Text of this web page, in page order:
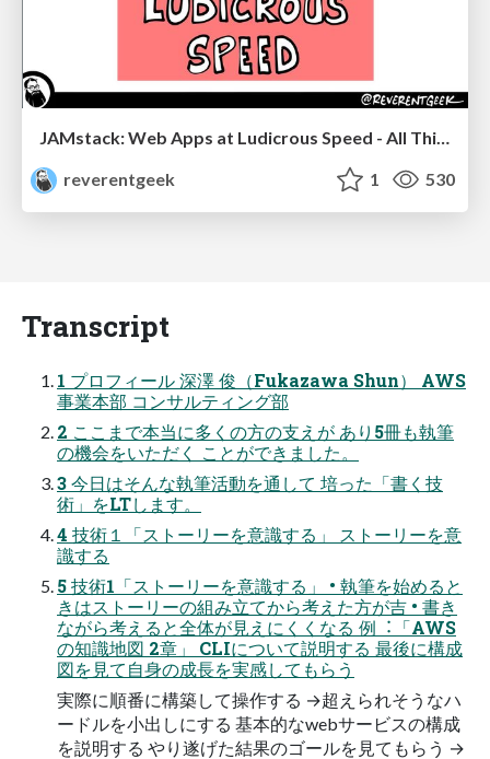
JAMstack: Web Apps at Ludicrous Speed - All Things Open 2022
reverentgeek
1 530
Transcript
1 プロフィール 深澤 俊（Fukazawa Shun） AWS
事業本部 コンサルティング部
2 ここまで本当に多くの⽅の⽀えが あり5冊も執筆
の機会をいただく ことができました。
3 今⽇はそんな執筆活動を通して 培った「書く技
術」をLTします。
4 技術１「ストーリーを意識する」 ストーリーを意
識する
5 技術1「ストーリーを意識する」 • 執筆を始めると
きはストーリーの組み⽴てから考えた⽅が吉 • 書き
ながら考えると全体が⾒えにくくなる 例︓「AWS
の知識地図 2章」 CLIについて説明する 最後に構成
図を⾒て⾃⾝の成⻑を実感してもらう
実際に順番に構築して操作する →超えられそうなハ
ードルを⼩出しにする 基本的なwebサービスの構成
を説明する やり遂げた結果のゴールを⾒てもらう →